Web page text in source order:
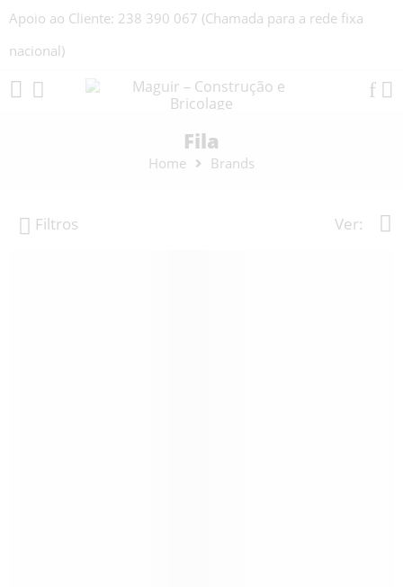
Apoio ao Cliente: 238 390 067 (Chamada para a rede fixa
nacional)
Fila
Home Brands
Filtros Ver: